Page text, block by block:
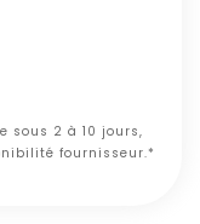
sous 2 à 10 jours,
fournisseur.*